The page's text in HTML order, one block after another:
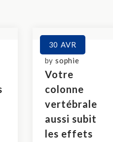
30 AVR
by sophie
Votre
colonne
vertébrale
aussi subit
les effets